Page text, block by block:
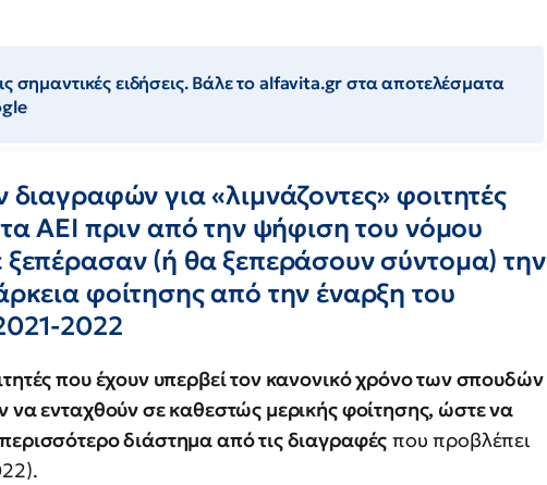
σημαντικές ειδήσεις. Βάλε το alfavita.gr στα αποτελέσματα
διαγραφών για «λιμνάζοντες» φοιτητές
ΑΕΙ πριν από την ψήφιση του νόμου
ξεπέρασαν (ή θα ξεπεράσουν σύντομα) την
φοίτησης από την έναρξη του
2022
που έχουν υπερβεί τον κανονικό χρόνο των σπουδών
να ενταχθούν σε καθεστώς μερικής φοίτησης, ώστε να
διάστημα από τις διαγραφές που προβλέπει